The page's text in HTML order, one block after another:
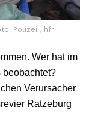
Polizei , hfr
Wer hat im
beobachtet?
Verursacher
Ratzeburg